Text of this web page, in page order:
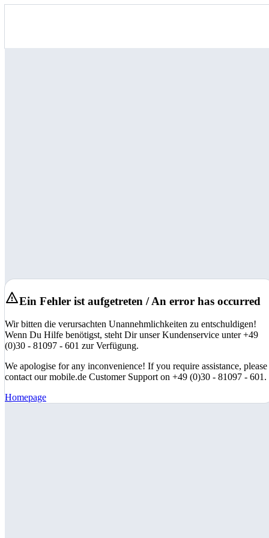
Ein Fehler ist aufgetreten / An error has occurred
Wir bitten die verursachten Unannehmlichkeiten zu entschuldigen!
Wenn Du Hilfe benötigst, steht Dir unser Kundenservice unter +49
(0)30 - 81097 - 601 zur Verfügung.
We apologise for any inconvenience! If you require assistance, please
contact our mobile.de Customer Support on +49 (0)30 - 81097 - 601.
Homepage